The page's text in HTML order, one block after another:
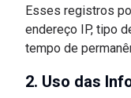
Esses registros
endereço IP, tipo
tempo de
2. Uso das